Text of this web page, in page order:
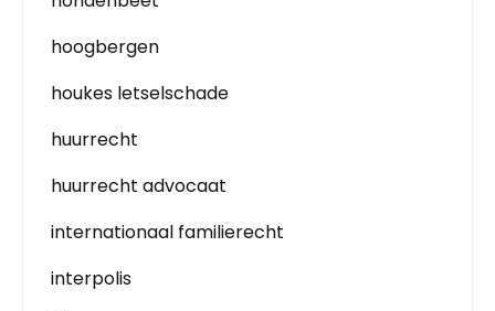
hoogbergen
houkes letselschade
huurrecht
huurrecht advocaat
internationaal familierecht
interpolis